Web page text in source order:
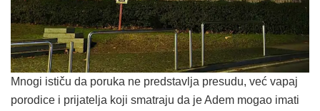
Mnogi ističu da poruka ne predstavlja presudu, već vapaj
porodice i prijatelja koji smatraju da je Adem mogao imati